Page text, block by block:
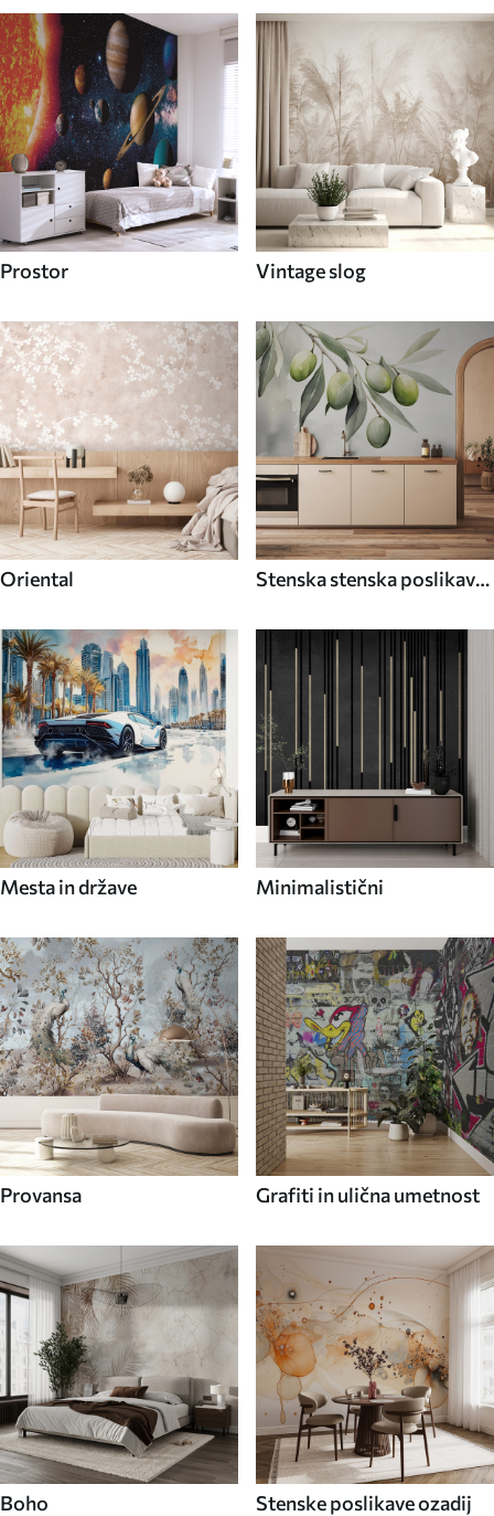
Prostor Vintage slog
Oriental
Stenska stenska poslikava
Mesta in države Minimalistični
Provansa Grafiti in ulična umetnost
Boho Stenske poslikave ozadij